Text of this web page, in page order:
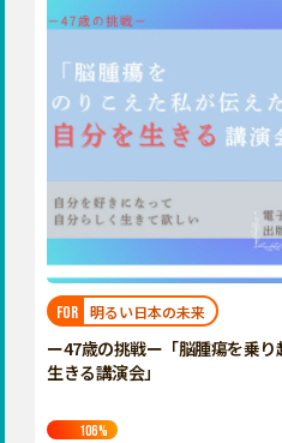
FOR 明るい日本の未来
ー47歳の挑戦ー「脳腫瘍を乗
生きる講演会」
106%